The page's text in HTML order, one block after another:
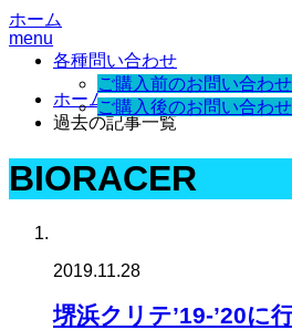
ホーム
各種問い合わせ
ご購入前のお問い合わせ
ご購入後のお問い合わせ
menu
ホーム
過去の記事一覧
BIORACER
2019.11.28
堺浜クリテ’19-’20に